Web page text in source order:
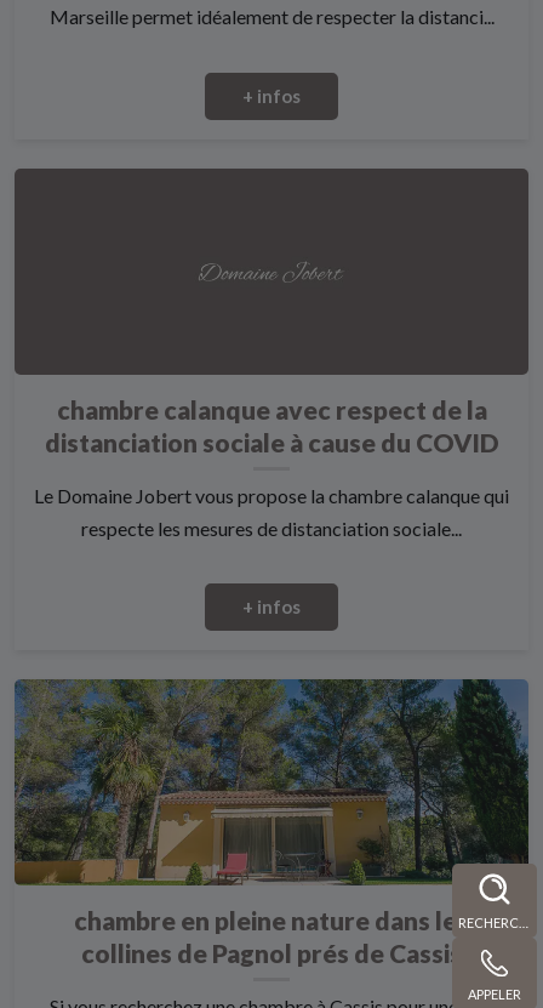
APPELER
Marseille permet idéalement de respecter la distanci...
+ infos
chambre calanque avec respect de la
distanciation sociale à cause du COVID
Le Domaine Jobert vous propose la chambre calanque qui
respecte les mesures de distanciation sociale...
+ infos
chambre en pleine nature dans les
collines de Pagnol prés de Cassis